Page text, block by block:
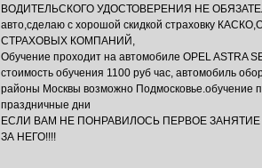
ВОДИТЕЛЬСКОГО УДОСТОВЕРЕНИЯ НЕ
авто,сделаю с хорошой скидкой страховку
СТРАХОВЫХ КОМПАНИЙ,
Обучение проходит на автомобиле OPEL ASTRA
стоимость обучения 1100 руб час, автомобиль
районы Москвы возможно Подмосковье.обучение
праздничные дни
ЕСЛИ ВАМ НЕ ПОНРАВИЛОСЬ ПЕРВОЕ
ЗА НЕГО!!!!